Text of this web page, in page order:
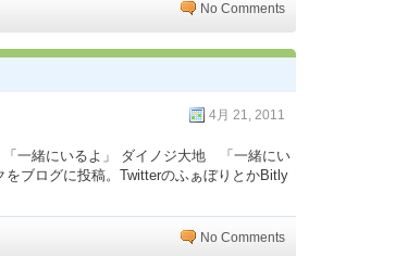
No Comments
4月 21, 2011
一緒にいるよ」 ダイノジ大地 「一緒にい
ブログに投稿。TwitterのふぁぼりとかBitly
No Comments